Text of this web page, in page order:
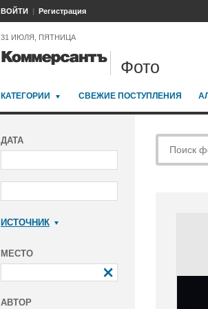
ВОЙТИ Регистрация
31 ИЮЛЯ, ПЯТНИЦА
Фото
КАТЕГОРИИ СВЕЖИЕ ПОСТУПЛЕНИЯ
ДАТА
ИСТОЧНИК
МЕСТО
АВТОР